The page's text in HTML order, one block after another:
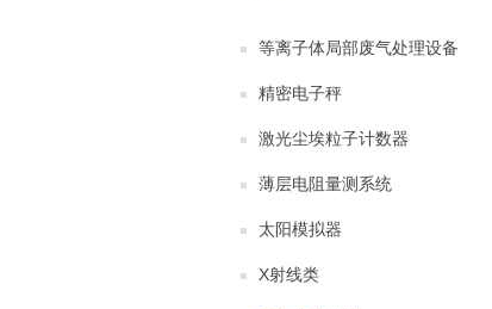
等离子体局部废气处理设备
精密电子秤
激光尘埃粒子计数器
薄层电阻量测系统
太阳模拟器
X射线类